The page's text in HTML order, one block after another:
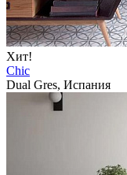
Хит!
Chic
Dual Gres, Испания